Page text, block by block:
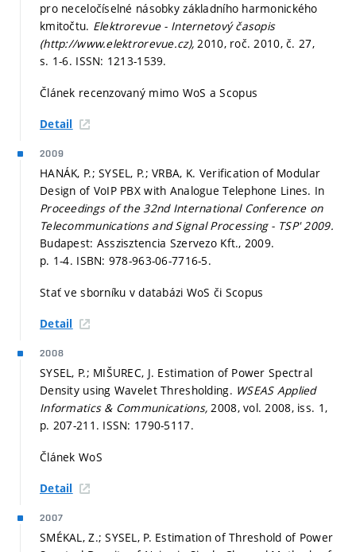
pro neceločíselné násobky základního harmonického
kmitočtu. Elektrorevue - Internetový časopis
(http://www.elektrorevue.cz),2010, roč. 2010, č. 27,
s. 1-6. ISSN: 1213-1539.
Článek recenzovaný mimo WoS a Scopus
Detail
2009
HANÁK, P.; SYSEL, P.; VRBA, K. Verification of Modular
Design of VoIP PBX with Analogue Telephone Lines. In
Proceedings of the 32nd International Conference on
Telecommunications and Signal Processing - TSP' 2009.
Budapest: Asszisztencia Szervezo Kft., 2009.
p. 1-4. ISBN: 978-963-06-7716-5.
Stať ve sborníku v databázi WoS či Scopus
Detail
2008
SYSEL, P.; MIŠUREC, J. Estimation of Power Spectral
Density using Wavelet Thresholding. WSEAS Applied
Informatics & Communications,2008, vol. 2008, iss. 1,
p. 207-211. ISSN: 1790-5117.
Článek WoS
Detail
2007
SMÉKAL, Z.; SYSEL, P. Estimation of Threshold of Power